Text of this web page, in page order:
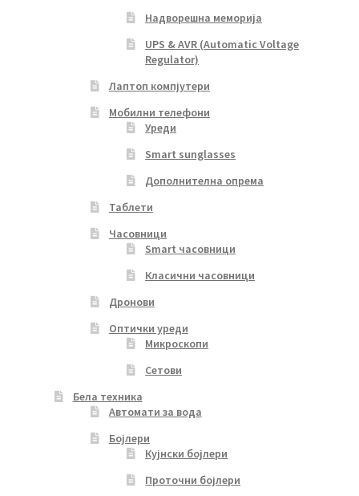
Надворешна меморија
UPS & AVR (Automatic Voltage
Regulator)
Лаптоп компјутери
Мобилни телефони
Уреди
Smart sunglasses
Дополнителна опрема
Таблети
Часовници
Smart часовници
Класични часовници
Дронови
Оптички уреди
Микроскопи
Сетови
Бела техника
Автомати за вода
Бојлери
Кујнски бојлери
Проточни бојлери